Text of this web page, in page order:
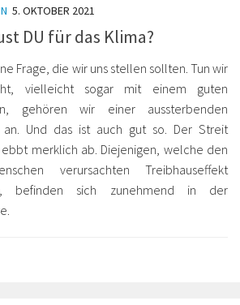
5. OKTOBER 2021
DU für das Klima?
Frage, die wir uns stellen sollten. Tun wir
vielleicht sogar mit einem guten
gehören wir einer aussterbenden
an. Und das ist auch gut so. Der Streit
merklich ab. Diejenigen, welche den
verursachten Treibhauseffekt
befinden sich zunehmend in der